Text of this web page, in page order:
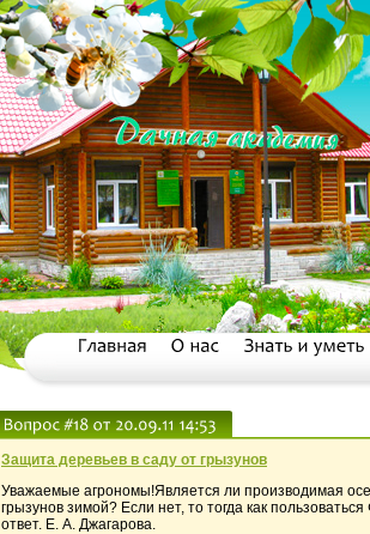
Защита деревьев в саду от грызунов
Уважаемые агрономы!Является ли производимая
грызунов зимой? Если нет, то тогда как
ответ. Е. А. Джагарова.